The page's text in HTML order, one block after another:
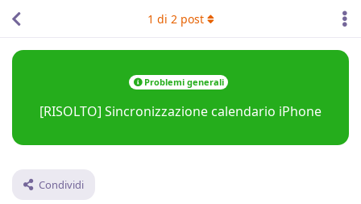
Problemi generali
[RISOLTO] Sincronizzazione calendario iPhone
Condividi
1 di 2post